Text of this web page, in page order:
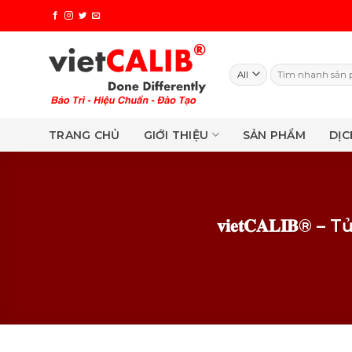
content
Search
for:
TRANG CHỦ GIỚI THIỆU SẢN PHẨM
𝐯𝐢𝐞𝐭𝐂𝐀𝐋𝐈𝐁® –